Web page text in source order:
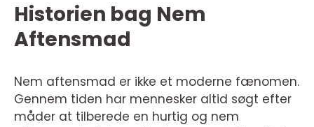
Historien bag Nem
Aftensmad
Nem aftensmad er ikke et moderne fænomen.
Gennem tiden har mennesker altid søgt efter
måder at tilberede en hurtig og nem